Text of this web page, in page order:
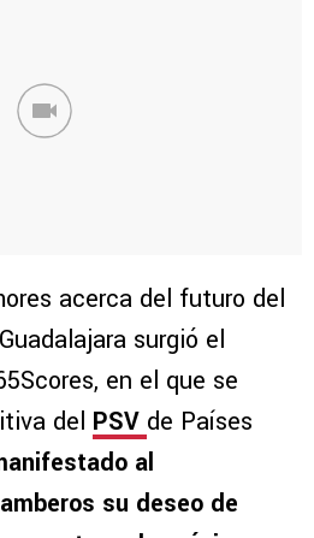
acerca del futuro del
surgió el
en el que se
del PSV de Países
al
su deseo de